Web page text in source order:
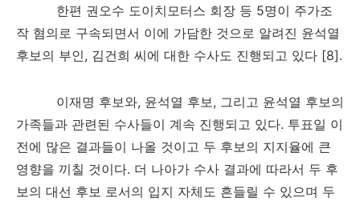
한편 권오수 도이치모터스 회장 등 5명이 주가조
작 혐의로 구속되면서 이에 가담한 것으로 알려진 윤석열
후보의 부인, 김건희 씨에 대한 수사도 진행되고 있다 [8].
이재명 후보와, 윤석열 후보, 그리고 윤석열 후보의
가족들과 관련된 수사들이 계속 진행되고 있다. 투표일 이
전에 많은 결과들이 나올 것이고 두 후보의 지지율에 큰
영향을 끼칠 것이다. 더 나아가 수사 결과에 따라서 두 후
보의 대선 후보 로서의 입지 자체도 흔들릴 수 있으며 두